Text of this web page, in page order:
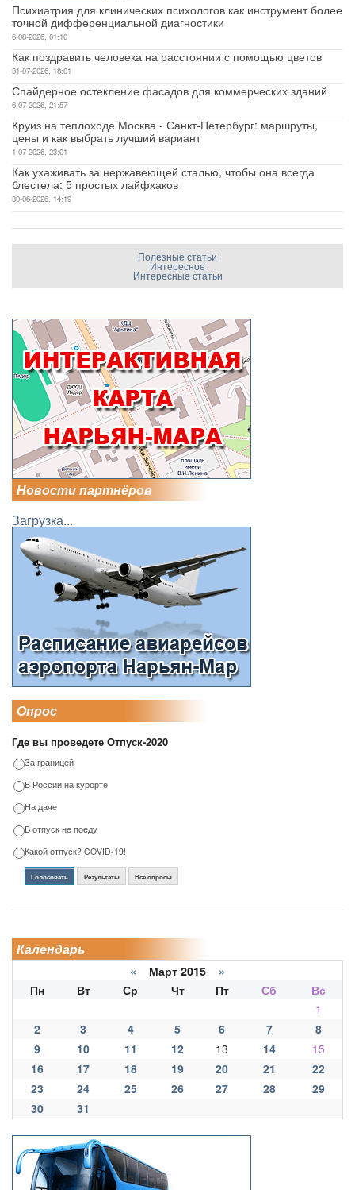
Психиатрия для клинических психологов как инструмент более
точной дифференциальной диагностики
6-08-2026, 01:10
Как поздравить человека на расстоянии с помощью цветов
31-07-2026, 18:01
Спайдерное остекление фасадов для коммерческих зданий
6-07-2026, 21:57
Круиз на теплоходе Москва - Санкт-Петербург: маршруты,
цены и как выбрать лучший вариант
1-07-2026, 23:01
Как ухаживать за нержавеющей сталью, чтобы она всегда
блестела: 5 простых лайфхаков
30-06-2026, 14:19
Полезные статьи
Интересное
Интересные статьи
Новости партнёров
Загрузка...
Опрос
Где вы проведете Отпуск-2020
За границей
В России на курорте
На даче
В отпуск не поеду
Какой отпуск? COVID-19!
Голосовать Результаты Все опросы
Календарь
« Март 2015 »
Пн
Вт Ср Чт Пт Сб
Вс
1
2
3 4 5 6 7
8
9
10 11 12 13 14
15
16
17 18 19 20 21
22
23
24 25 26 27 28
29
30
31